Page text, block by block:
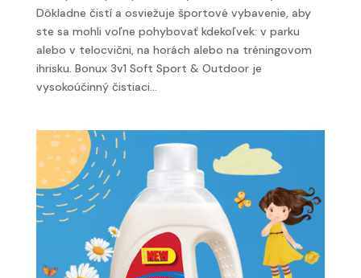
Dôkladne čistí a osviežuje športové vybavenie, aby
ste sa mohli voľne pohybovať kdekoľvek: v parku
alebo v telocvični, na horách alebo na tréningovom
ihrisku. Bonux 3v1 Soft Sport & Outdoor je
vysokoúčinný čistiaci...